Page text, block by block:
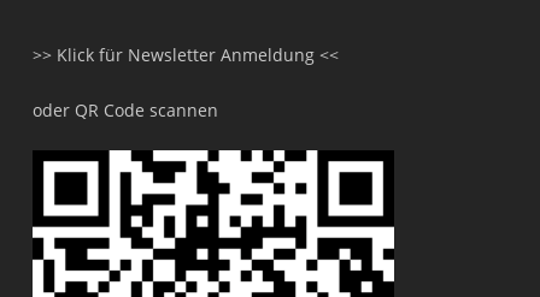
>> Klick für Newsletter Anmeldung <<
oder QR Code scannen